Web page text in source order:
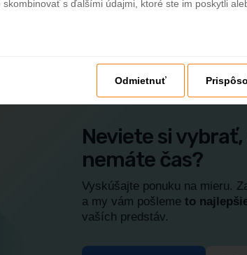
Neviete si
nemáte čas?
Vyskúšajte ponuku na mieru.
a my vám pošleme to
vaších predstáv.
s ďalšími údajmi, ktoré ste im poskytli
Odmietnuť